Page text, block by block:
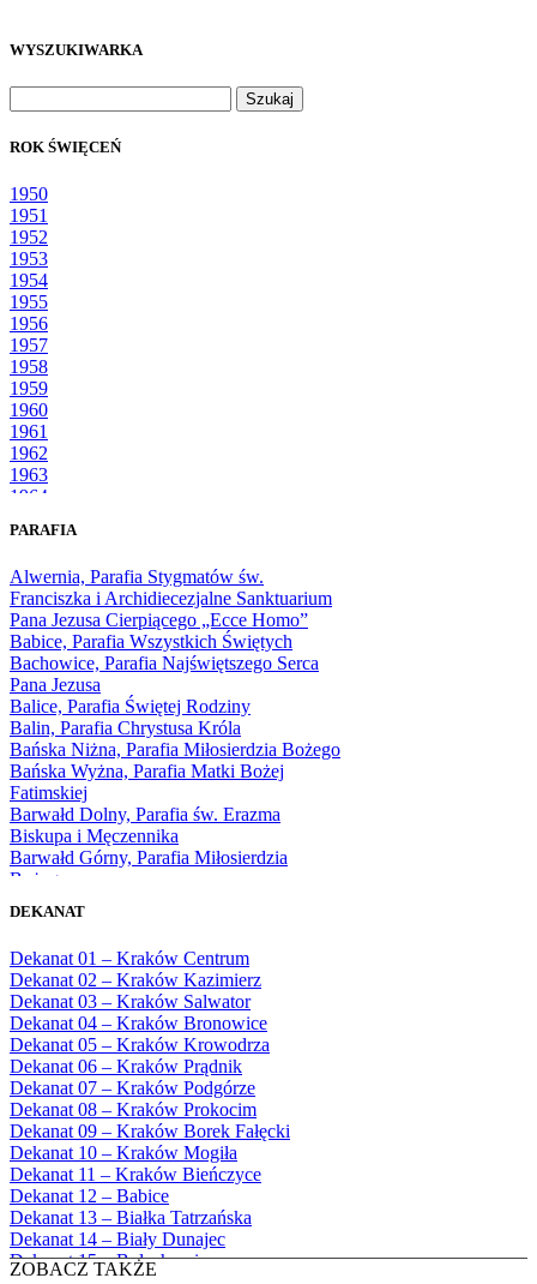
WYSZUKIWARKA
ROK ŚWIĘCEŃ
1950
1951
1952
1953
1954
1955
1956
1957
1958
1959
1960
1961
1962
1963
1964
1966
1968
1969
1970
1971
1972
1973
1974
1975
1976
1977
1978
1979
1980
1981
1983
1985
1986
1987
1988
1989
1990
1991
1992
1993
1994
1995
1996
1997
1998
1999
2000
PARAFIA
Alwernia, Parafia Stygmatów św.
Franciszka i Archidiecezjalne Sanktuarium
Pana Jezusa Cierpiącego „Ecce Homo”
Babice, Parafia Wszystkich Świętych
Bachowice, Parafia Najświętszego Serca
Pana Jezusa
Balice, Parafia Świętej Rodziny
Balin, Parafia Chrystusa Króla
Bańska Niżna, Parafia Miłosierdzia Bożego
Bańska Wyżna, Parafia Matki Bożej
Fatimskiej
Barwałd Dolny, Parafia św. Erazma
Biskupa i Męczennika
Barwałd Górny, Parafia Miłosierdzia
Bożego
Bęczarka, Parafia Matki Boskiej
Będkowice, Parafia Najświętszej Maryi
Panny Królowej
Białka Górna, Parafia Matki Bożej
Królowej Rodzin
Białka Tatrzańska, Parafia Świętych
Apostołów Szymona i Judy Tadeusza
Biały Dunajec, Parafia Matki Bożej
Królowej Aniołów
Biały Kościół, Parafia św. Mikołaja
Bibice, Parafia Matki Bożej Nieustającej
Pomocy
Bieńkówka, Parafia Przenajświętszej Trójcy
Biertowice, Parafia Matki Bożej
Różańcowej
Biórków Wielki, Parafia Wniebowzięcia
DEKANAT
Dekanat 01 – Kraków Centrum
Dekanat 02 – Kraków Kazimierz
Dekanat 03 – Kraków Salwator
Dekanat 04 – Kraków Bronowice
Dekanat 05 – Kraków Krowodrza
Dekanat 06 – Kraków Prądnik
Dekanat 07 – Kraków Podgórze
Dekanat 08 – Kraków Prokocim
Dekanat 09 – Kraków Borek Fałęcki
Dekanat 10 – Kraków Mogiła
Dekanat 11 – Kraków Bieńczyce
Dekanat 12 – Babice
Dekanat 13 – Białka Tatrzańska
Dekanat 14 – Biały Dunajec
Dekanat 15 – Bolechowice
ZOBACZ TAKŻE